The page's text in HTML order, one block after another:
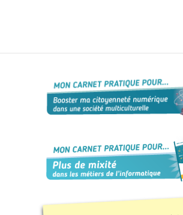
Ressources
Genre-et-
informatiques
citoyenneté
numérique